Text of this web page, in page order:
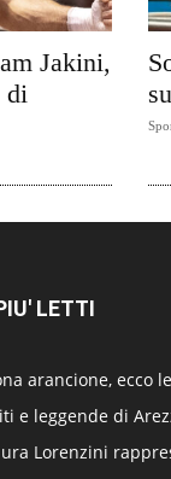
Jakini,
di
LETTI
arancione, ecco
e leggende di
Lorenzini